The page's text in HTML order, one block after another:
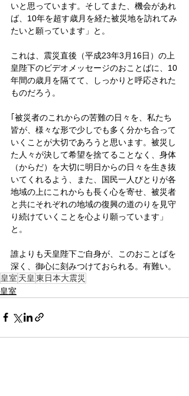
いと思っています。そしてまた、機会があれ
ば、10年を超す歳月を経た被災地を訪れてみ
たいと願っています」と。
これは、震災直後（平成23年3月16日）の上
皇陛下のビデオメッセージのおことばに、10
年間の歳月を隔てて、しっかりと呼応された
ものだろう。
｢被災者のこれからの苦難の日々を、私たち
皆が、様々な形で少しでも多く分かち合って
いくことが大切であろうと思います。被災し
た人々が決して希望を捨てることなく、身体
（からだ）を大切に明日からの日々を生き抜
いてくれるよう、また、国民一人びとりが各
地域の上にこれからも長く心を寄せ、被災者
と共にそれぞれの地域の復興の道のりを見守
り続けていくことを心より願っています」
と。
誰よりも天皇陛下ご自身が、このおことばを
深く、御心に刻みつけておられる。有難い。
皇室 天皇 東日本大震災
皇室